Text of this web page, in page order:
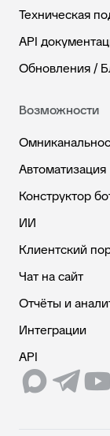
Техническая
API
Обновления /
Возможности
Автоматизация
Конструктор
ИИ
Клиентский
Чат на сайт
Отчёты и
Интеграции
API